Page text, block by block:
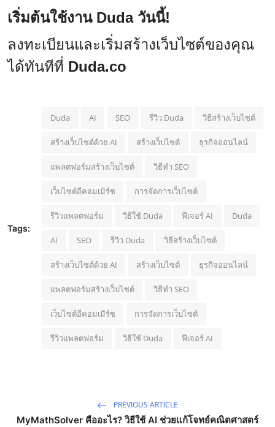
เริ่มต้นใช้งาน Duda วันนี้!
ลงทะเบียนและเริ่มสร้างเว็บไซต์ของคุณ
ได้ทันทีที่ Duda.co
Tags:
Duda AI SEO รีวิว Duda วิธีสร้างเว็บไซต์
สร้างเว็บไซต์ด้วย AI สร้างเว็บไซต์ ธุรกิจออนไลน์
แพลตฟอร์มสร้างเว็บไซต์ วิธีทำ SEO
เว็บไซต์อีคอมเมิร์ซ การจัดการเว็บไซต์
รีวิวแพลตฟอร์ม วิธีใช้ Duda ฟีเจอร์ AI Duda
AI SEO รีวิว Duda วิธีสร้างเว็บไซต์
สร้างเว็บไซต์ด้วย AI สร้างเว็บไซต์ ธุรกิจออนไลน์
แพลตฟอร์มสร้างเว็บไซต์ วิธีทำ SEO
เว็บไซต์อีคอมเมิร์ซ การจัดการเว็บไซต์
รีวิวแพลตฟอร์ม วิธีใช้ Duda ฟีเจอร์ AI
PREVIOUS ARTICLE
MyMathSolver คืออะไร? วิธีใช้ AI ช่วยแก้โจทย์คณิตศาสตร์